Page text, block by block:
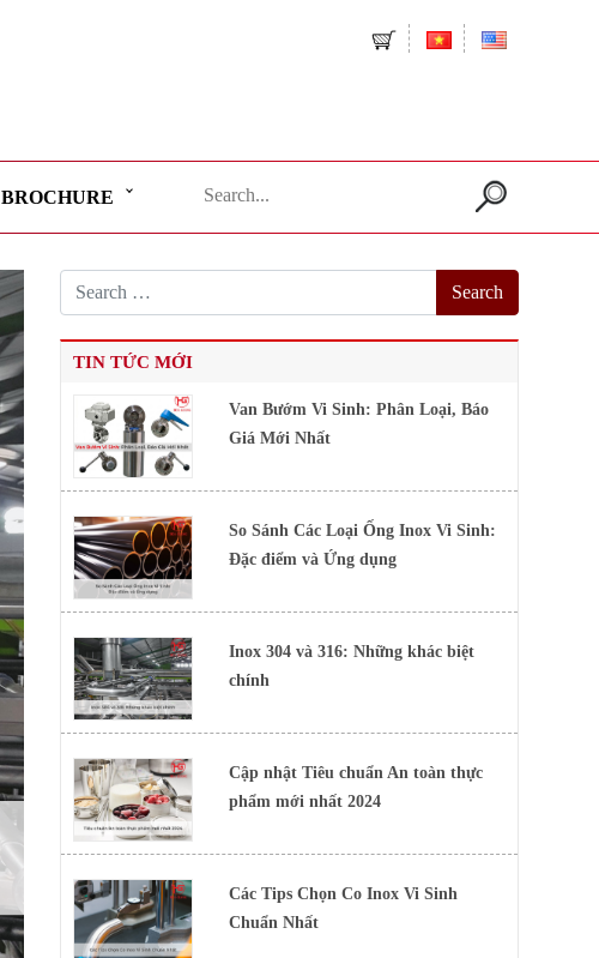
BROCHURE
Search
TIN TỨC MỚI
Van Bướm Vi Sinh: Phân Loại, Báo
Giá Mới Nhất
So Sánh Các Loại Ống Inox Vi Sinh:
Đặc điểm và Ứng dụng
Inox 304 và 316: Những khác biệt
chính
Cập nhật Tiêu chuẩn An toàn thực
phẩm mới nhất 2024
Các Tips Chọn Co Inox Vi Sinh
Chuẩn Nhất